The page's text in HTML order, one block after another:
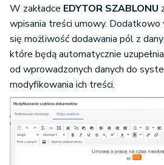
W zakładce EDYTOR SZABLONU
wpisania treści umowy. Dodatkowo
się możliwość dodawania pól z
które będą automatycznie
od wprowadzonych danych do
modyfikowania ich treści.